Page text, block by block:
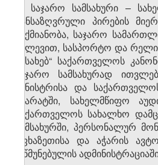
გ) საჯარო სამსახური –
განსაზღვრული პირების
საქმიანობა, საჯარო
კვლევით, სასპორტო და
შესახებ“ საქართველოს
საჯარო სამსახურად
მინისტრისა და
აპარატში, სახელმწიფო
საქართველოს სახალხო
სამსახურში, პერსონალურ
აფხაზეთისა და აჭარის
რწმუნებულის